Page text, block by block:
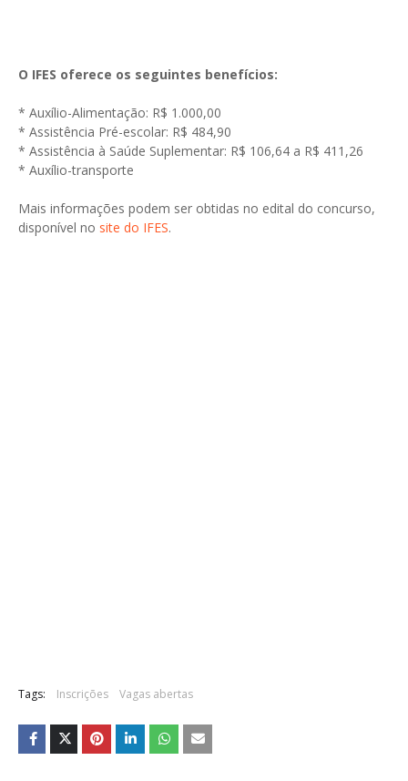
O IFES oferece os seguintes benefícios:
* Auxílio-Alimentação: R$ 1.000,00
* Assistência Pré-escolar: R$ 484,90
* Assistência à Saúde Suplementar: R$ 106,64 a R$ 411,26
* Auxílio-transporte
Mais informações podem ser obtidas no edital do concurso,
disponível no site do IFES.
Tags: Inscrições Vagas abertas